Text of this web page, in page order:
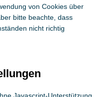
von Cookies über
bitte beachte, dass
nicht richtig